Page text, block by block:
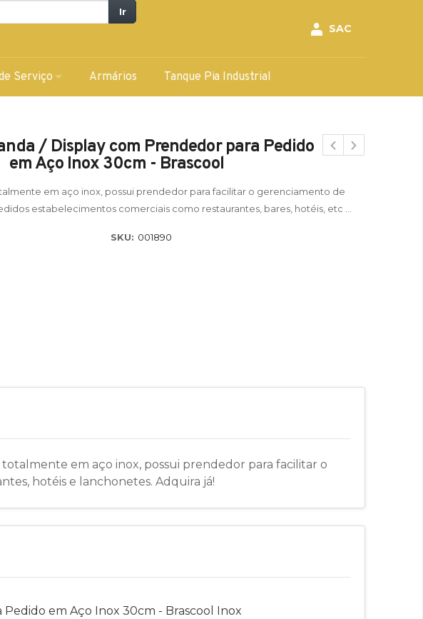
Ir
SAC
Serviço Armários Tanque Pia Industrial
/ Display com Prendedor para Pedido
em Aço Inox 30cm - Brascool
em aço inox, possui prendedor para facilitar o gerenciamento de
estabelecimentos comerciais como restaurantes, bares, hotéis, etc ...
SKU: 001890
em aço inox, possui prendedor para facilitar o
hotéis e lanchonetes. Adquira já!
em Aço Inox 30cm - Brascool Inox